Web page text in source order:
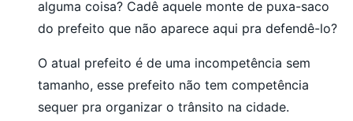
alguma coisa? Cadê aquele monte de puxa-saco
do prefeito que não aparece aqui pra defendê-lo?
O atual prefeito é de uma incompetência sem
tamanho, esse prefeito não tem competência
sequer pra organizar o trânsito na cidade.